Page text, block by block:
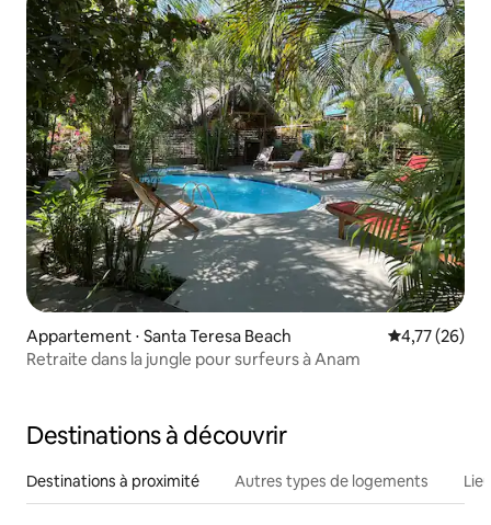
Appartement ⋅ Santa Teresa Beach Évaluation
4,77 (26)
Retraite dans la jungle pour surfeurs à Anam
Destinations à découvrir
Destinations à proximité Autres types de logements